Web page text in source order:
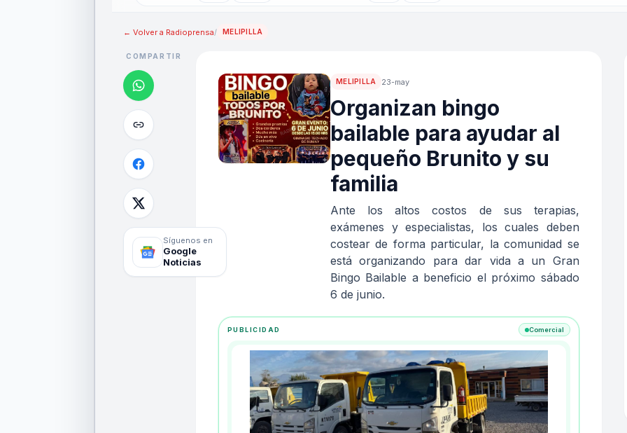
← Volver a Radioprensa/ MELIPILLA
COMPARTIR
Síguenos en
Google
Noticias
MELIPILLA 23-may
Organizan bingo
bailable para ayudar al
pequeño Brunito y su
familia
Ante los altos costos de sus terapias,
exámenes y especialistas, los cuales deben
costear de forma particular, la comunidad se
está organizando para dar vida a un Gran
Bingo Bailable a beneficio el próximo sábado
6 de junio.
PUBLICIDAD Comercial